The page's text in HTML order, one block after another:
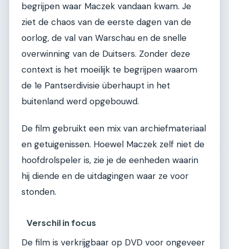
begrijpen waar Maczek vandaan kwam. Je
ziet de chaos van de eerste dagen van de
oorlog, de val van Warschau en de snelle
overwinning van de Duitsers. Zonder deze
context is het moeilijk te begrijpen waarom
de 1e Pantserdivisie überhaupt in het
buitenland werd opgebouwd.
De film gebruikt een mix van archiefmateriaal
en getuigenissen. Hoewel Maczek zelf niet de
hoofdrolspeler is, zie je de eenheden waarin
hij diende en de uitdagingen waar ze voor
stonden.
Verschil in focus
De film is verkrijgbaar op DVD voor ongeveer